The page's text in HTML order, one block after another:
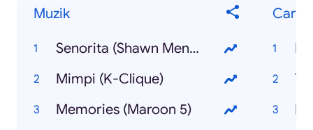
Muzik
Senorita (Shawn Mendes, Camilla Cabello)
Mimpi (K-Clique)
Memories (Maroon 5)